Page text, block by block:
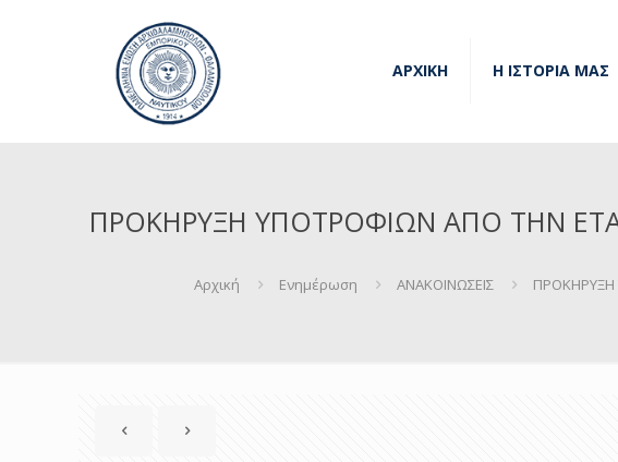
ΑΡΧΙΚΗ Η ΙΣΤΟΡΙΑ ΜΑΣ
ΠΡΟΚΗΡΥΞΗ ΥΠΟΤΡΟΦΙΩΝ ΑΠΟ ΤΗΝ
Αρχική Ενημέρωση ΑΝΑΚΟΙΝΩΣΕΙΣ ΠΡΟΚΗΡΥΞΗ